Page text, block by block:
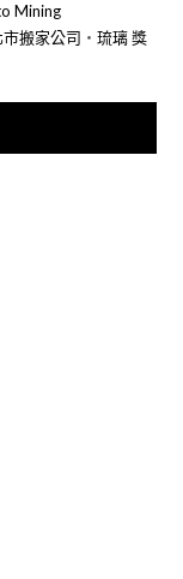
Mining
市搬家公司 ‧ 琉璃 獎